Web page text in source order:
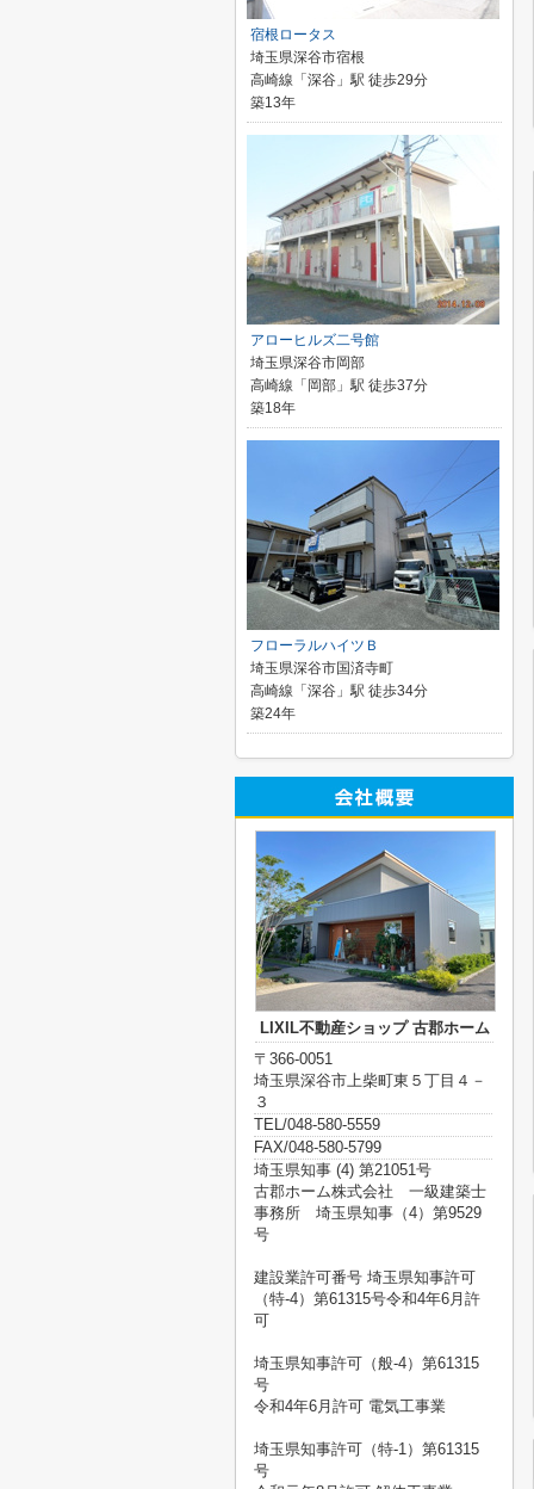
宿根ロータス
埼玉県深谷市宿根
高崎線「深谷」駅 徒歩29分
築13年
アローヒルズ二号館
埼玉県深谷市岡部
高崎線「岡部」駅 徒歩37分
築18年
フローラルハイツＢ
埼玉県深谷市国済寺町
高崎線「深谷」駅 徒歩34分
築24年
LIXIL不動産ショップ 古郡ホーム
〒366-0051
埼玉県深谷市上柴町東５丁目４－
３
TEL/048-580-5559
FAX/048-580-5799
埼玉県知事 (4) 第21051号
古郡ホーム株式会社 一級建築士
事務所 埼玉県知事（4）第9529
号
建設業許可番号 埼玉県知事許可
（特-4）第61315号令和4年6月許
可
埼玉県知事許可（般-4）第61315
号
令和4年6月許可 電気工事業
埼玉県知事許可（特-1）第61315
号